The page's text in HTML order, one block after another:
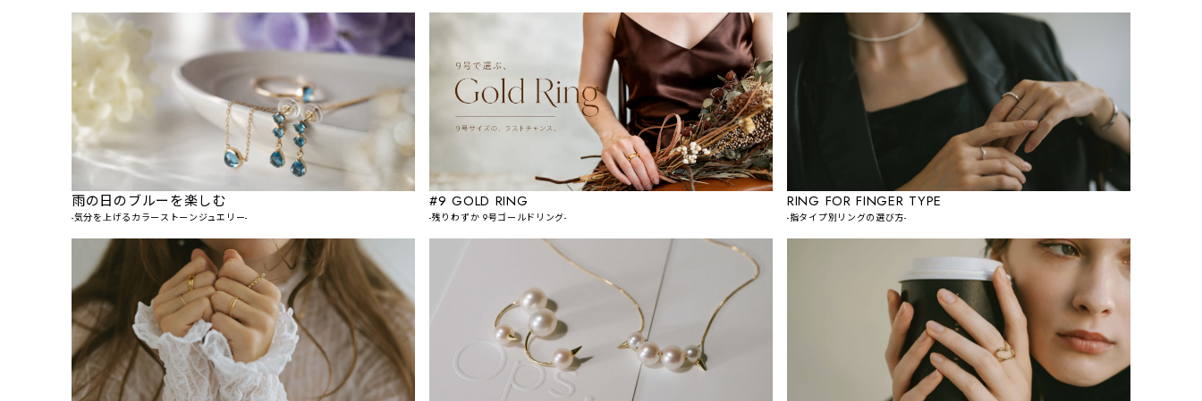
雨の日のブルーを楽しむ
-気分を上げるカラーストーンジュエリー-
#9 GOLD RING
-残りわずか 9号ゴールドリング-
RING FOR FINGER TYPE
-指タイプ別リングの選び方-